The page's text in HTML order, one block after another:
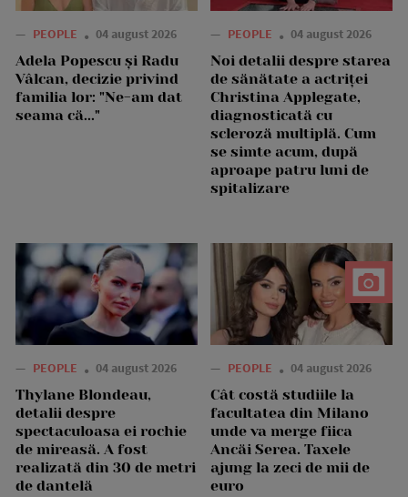
— PEOPLE 04 august 2026
Adela Popescu și Radu
Vâlcan, decizie privind
familia lor: "Ne-am dat
seama că..."
— PEOPLE 04 august 2026
Noi detalii despre starea
de sănătate a actriței
Christina Applegate,
diagnosticată cu
scleroză multiplă. Cum
se simte acum, după
aproape patru luni de
spitalizare
— PEOPLE 04 august 2026
Thylane Blondeau,
detalii despre
spectaculoasa ei rochie
de mireasă. A fost
realizată din 30 de metri
de dantelă
— PEOPLE 04 august 2026
Cât costă studiile la
facultatea din Milano
unde va merge fiica
Ancăi Serea. Taxele
ajung la zeci de mii de
euro